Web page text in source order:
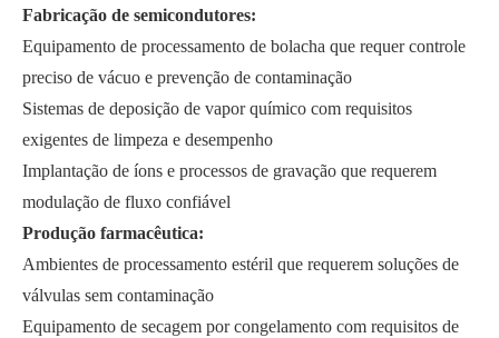
Fabricação de semicondutores:
Equipamento de processamento de bolacha que requer controle
preciso de vácuo e prevenção de contaminação
Sistemas de deposição de vapor químico com requisitos
exigentes de limpeza e desempenho
Implantação de íons e processos de gravação que requerem
modulação de fluxo confiável
Produção farmacêutica:
Ambientes de processamento estéril que requerem soluções de
válvulas sem contaminação
Equipamento de secagem por congelamento com requisitos de